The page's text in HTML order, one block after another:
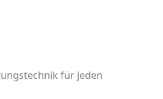
für jeden